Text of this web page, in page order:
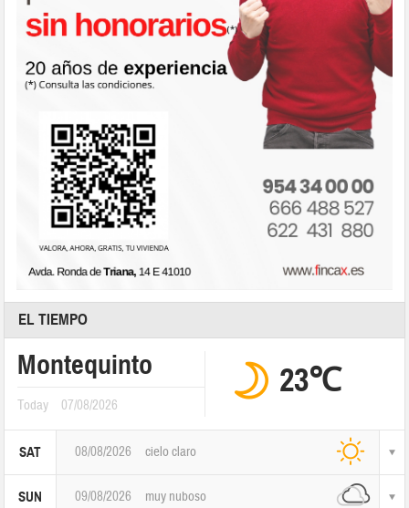
EL TIEMPO
Montequinto
Today 07/08/2026
23℃
SAT 08/08/2026 cielo claro
SUN 09/08/2026 muy nuboso